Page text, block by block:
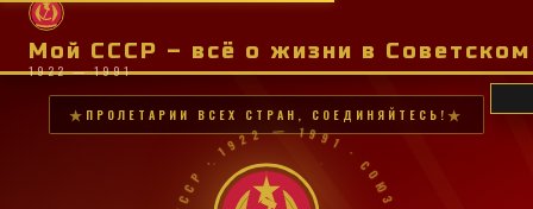
Мой СССР – всё о жизни в
1922 — 1991
ПРОЛЕТАРИИ ВСЕХ СТРАН, СОЕДИНЯЙТЕСЬ!